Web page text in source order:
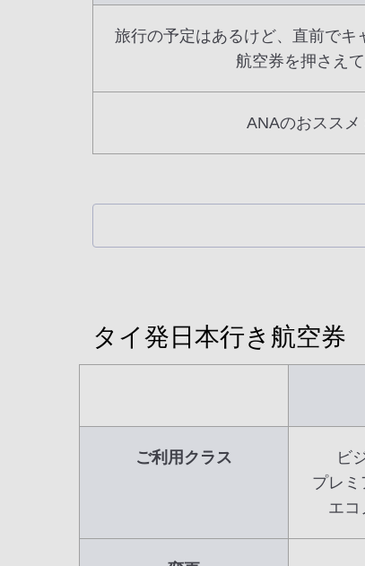
旅行の予定はあるけど、直前でキ
航空券を押さえ
ANAのおススメ
タイ発日本行き航空券
ご利用クラス
ビ
プレミ
エコ